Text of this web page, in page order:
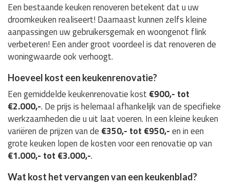
Een bestaande keuken renoveren betekent dat u uw
droomkeuken realiseert! Daarnaast kunnen zelfs kleine
aanpassingen uw gebruikersgemak en woongenot flink
verbeteren! Een ander groot voordeel is dat renoveren de
woningwaarde ook verhoogt.
Hoeveel kost een keukenrenovatie?
Een gemiddelde keukenrenovatie kost €900,- tot
€2.000,-. De prijs is helemaal afhankelijk van de specifieke
werkzaamheden die u uit laat voeren. In een kleine keuken
variëren de prijzen van de €350,- tot €950,-en in een
grote keuken lopen de kosten voor een renovatie op van
€1.000,- tot €3.000,-.
Wat kost het vervangen van een keukenblad?